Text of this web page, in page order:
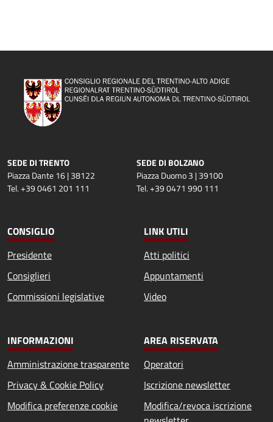
SEDE DI TRENTO
Piazza Dante 16 | 38122
Tel. +39 0461 201 111
SEDE DI BOLZANO
Piazza Duomo 3 | 39100
Tel. +39 0471 990 111
CONSIGLIO
Presidente
Consiglieri
Commissioni legislative
LINK UTILI
Atti politici
Appuntamenti
Video
INFORMAZIONI
Amministrazione trasparente
Privacy & Cookie Policy
Modifica preferenze cookie
AREA RISERVATA
Operatori
Iscrizione newsletter
Modifica/revoca iscrizione